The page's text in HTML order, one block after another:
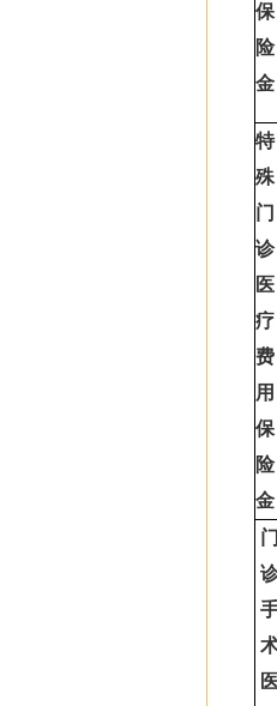
保
险
金
特
殊
门
诊
医
疗
费
用
保
险
金
门